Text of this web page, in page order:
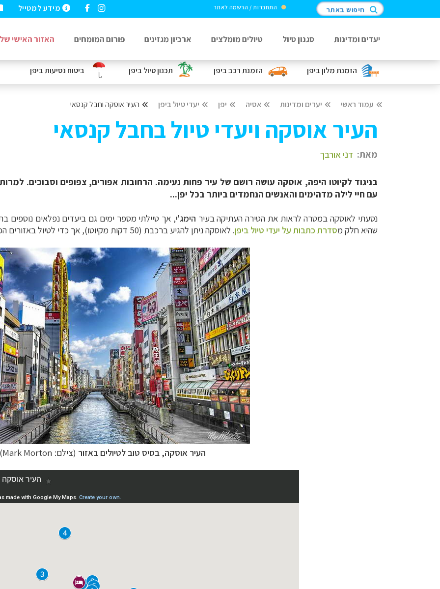
הזמנת מלוןביפן הזמנת רכבביפן תכנון טיול ביפן ביטוח נסיעותביפן
מידע למטייל התחברות / הרשמה לאתר חיפוש באתר
יעדים ומדינות סגנון טיול טיולים מומלצים ארכיון מגזינים פורום המומחים האזור האישי
עמוד ראשי יעדים ומדינות אסיה יפן יעדי טיול ביפן העיר אוסקה וחבל קנסאי
העיר אוסקה ויעדי טיול בחבל קנסאי
מאת: דני אורבך
בניגוד לקיוטו היפה, אוסקה עושה רושם של עיר פחות נעימה. הרחובות אפורים, צפופים וסבוכים.
עם חיי לילה מדהימים והאנשים הנחמדים ביותר בכל יפן...
נסעתי לאוסקה במטרה לראות את הטירה העתיקה בעיר הימג'י, אך טיילתי מספר ימים גם ביעדים נפלאים נוספים
שהיא חלק מסדרת כתבות על יעדי טיול ביפן. לאוסקה ניתן להגיע ברכבת (50 דקות מקיוטו), אך כדי לטיול באזורים
העיר אוסקה, בסיס טוב לטיולים באזור (צילם: Mark Morton)